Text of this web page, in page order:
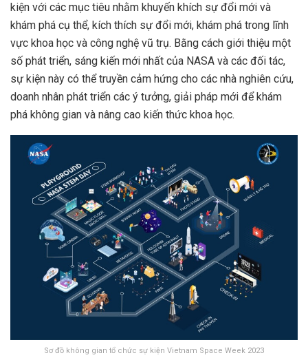
kiện với các mục tiêu nhằm khuyến khích sự đổi mới và
khám phá cụ thể, kích thích sự đổi mới, khám phá trong lĩnh
vực khoa học và công nghệ vũ trụ. Bằng cách giới thiệu một
số phát triển, sáng kiến mới nhất của NASA và các đối tác,
sự kiện này có thể truyền cảm hứng cho các nhà nghiên cứu,
doanh nhân phát triển các ý tưởng, giải pháp mới để khám
phá không gian và nâng cao kiến thức khoa học.
Sơ đồ không gian tổ chức sự kiện Vietnam Space Week 2023